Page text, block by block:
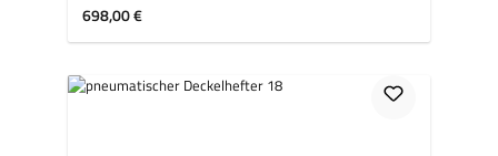
Regulärer Preis:
698,00 €